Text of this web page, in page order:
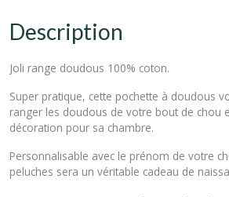
Description
Joli range doudous 100% coton.
Super pratique, cette pochette à doudous
ranger les doudous de votre bout de chou
décoration pour sa chambre.
Personnalisable avec le prénom de votre
peluches sera un véritable cadeau de